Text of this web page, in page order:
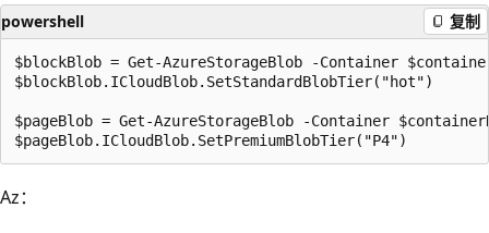
powershell 复制
$blockBlob = Get-AzureStorageBlob -Container
$blockBlob.ICloudBlob.SetStandardBlobTier("hot")
$pageBlob = Get-AzureStorageBlob -Container
Az：